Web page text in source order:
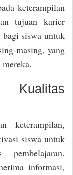
keterampilan
tujuan karier
siswa untuk
masing, yang
keterampilan,
siswa untuk
informasi,